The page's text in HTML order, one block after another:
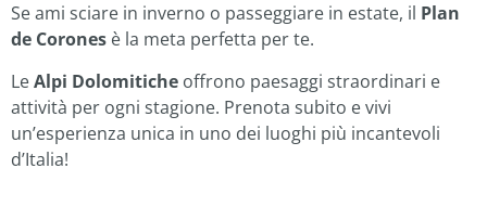
Se ami sciare in inverno o passeggiare in estate, il Plan
de Corones è la meta perfetta per te.
LeAlpi Dolomitiche offrono paesaggi straordinari e
attività per ogni stagione. Prenota subito e vivi
un’esperienza unica in uno dei luoghi più incantevoli
d’Italia!